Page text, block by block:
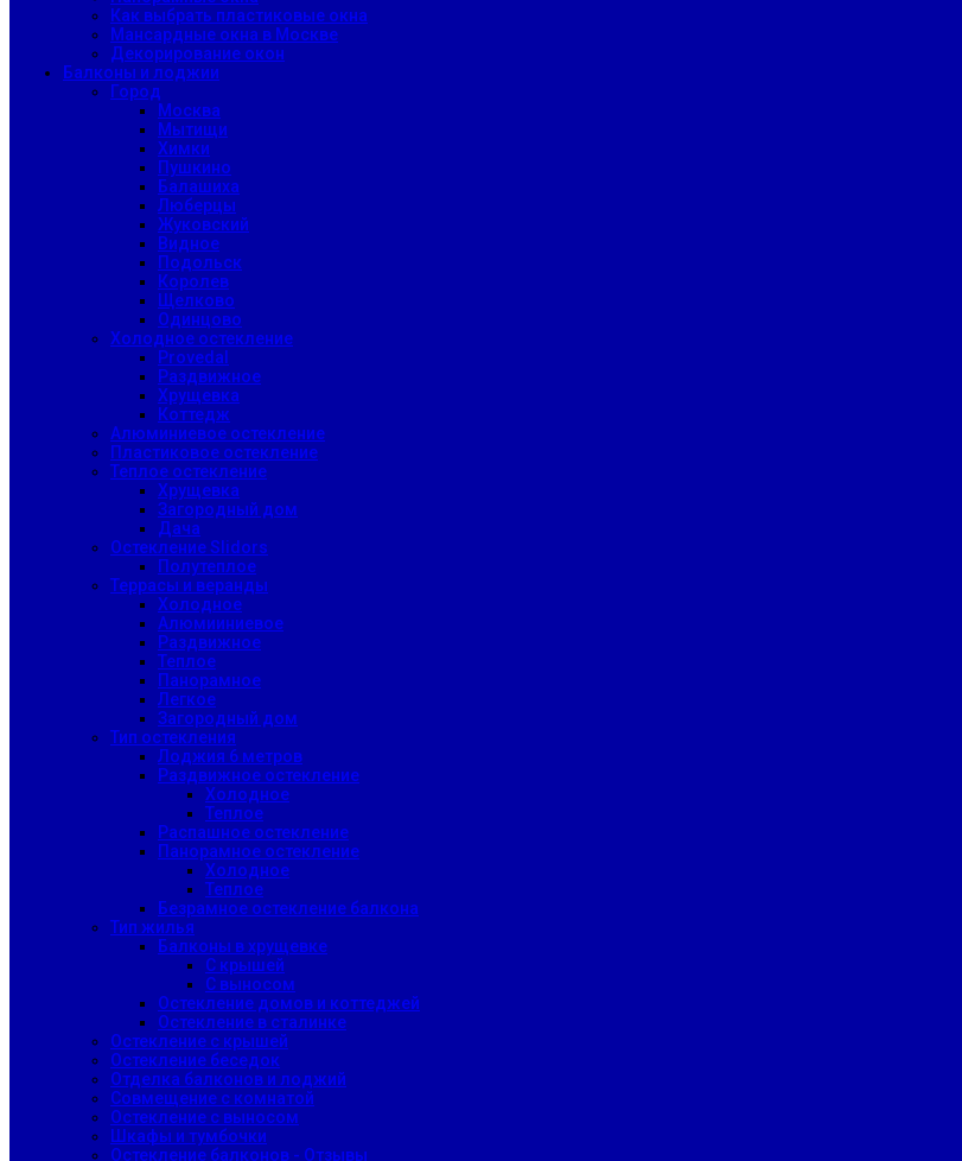
Как выбрать пластиковые окна
Мансардные окна в Москве
Декорирование окон
Балконы и лоджии
Город
Москва
Мытищи
Химки
Пушкино
Балашиха
Люберцы
Жуковский
Видное
Подольск
Королев
Щелково
Одинцово
Холодное остекление
Provedal
Раздвижное
Хрущевка
Коттедж
Алюминиевое остекление
Пластиковое остекление
Теплое остекление
Хрущевка
Загородный дом
Дача
Остекление Slidors
Полутеплое
Террасы и веранды
Холодное
Алюмииниевое
Раздвижное
Теплое
Панорамное
Легкое
Загородный дом
Тип остекления
Лоджия 6 метров
Раздвижное остекление
Холодное
Теплое
Распашное остекление
Панорамное остекление
Холодное
Теплое
Безрамное остекление балкона
Тип жилья
Балконы в хрущевке
С крышей
С выносом
Остекление домов и коттеджей
Остекление в сталинке
Остекление с крышей
Остекление беседок
Отделка балконов и лоджий
Совмещение с комнатой
Остекление с выносом
Шкафы и тумбочки
Остекление балконов - Отзывы